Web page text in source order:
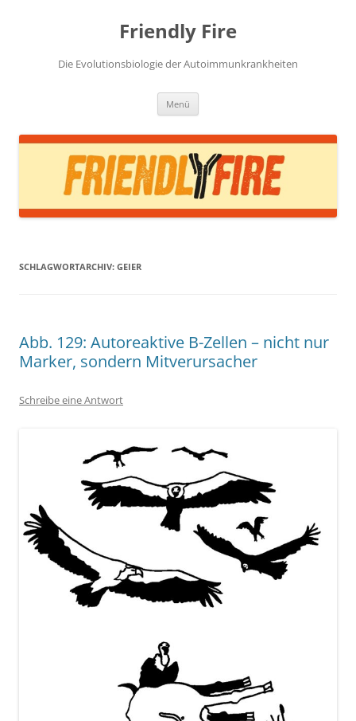
Friendly Fire
Die Evolutionsbiologie der Autoimmunkrankheiten
Menü
SCHLAGWORTARCHIV: GEIER
Abb. 129: Autoreaktive B-Zellen – nicht nur
Marker, sondern Mitverursacher
Schreibe eine Antwort